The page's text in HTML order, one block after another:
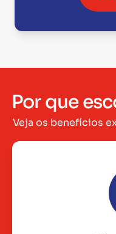
Por que
Veja os benefícios